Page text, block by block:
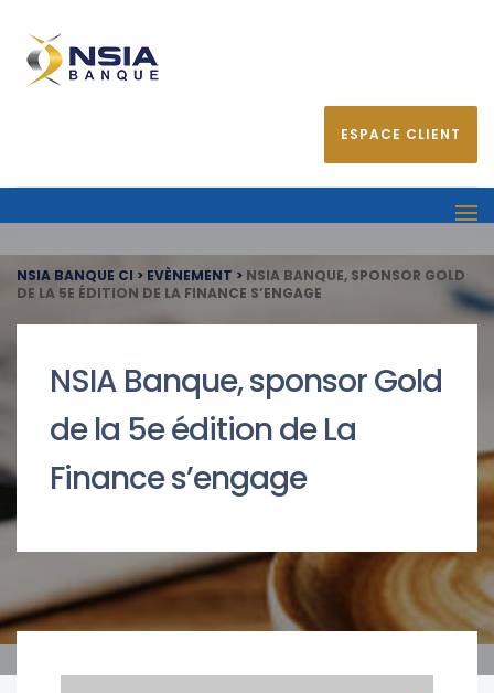
ESPACE CLIENT
NSIA BANQUE CI > EVÈNEMENT > NSIA BANQUE, SPONSOR GOLD
DE LA 5E ÉDITION DE LA FINANCE S’ENGAGE
NSIA Banque, sponsor Gold
de la 5e édition de La
Finance s’engage